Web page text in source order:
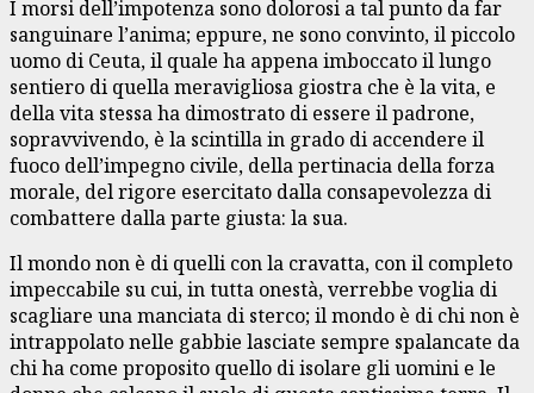
I morsi dell’impotenza sono dolorosi a tal punto da far
sanguinare l’anima; eppure, ne sono convinto, il piccolo
uomo di Ceuta, il quale ha appena imboccato il lungo
sentiero di quella meravigliosa giostra che è la vita, e
della vita stessa ha dimostrato di essere il padrone,
sopravvivendo, è la scintilla in grado di accendere il
fuoco dell’impegno civile, della pertinacia della forza
morale, del rigore esercitato dalla consapevolezza di
combattere dalla parte giusta: la sua.
Il mondo non è di quelli con la cravatta, con il completo
impeccabile su cui, in tutta onestà, verrebbe voglia di
scagliare una manciata di sterco; il mondo è di chi non è
intrappolato nelle gabbie lasciate sempre spalancate da
chi ha come proposito quello di isolare gli uomini e le